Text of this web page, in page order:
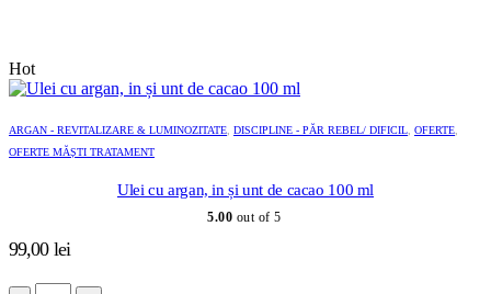
Hot
ARGAN - REVITALIZARE & LUMINOZITATE DISCIPLINE - PĂR REBEL/ DIFICIL OFERTE
OFERTE MĂȘTI TRATAMENT
Ulei cu argan, in și unt de cacao 100 ml
5.00 out of 5
99,00 lei